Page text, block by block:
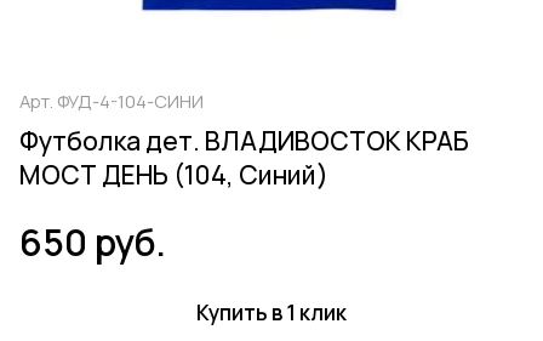
Арт. ФУД-4-104-СИНИ
Футболка дет. ВЛАДИВОСТОК КРАБ
МОСТ ДЕНЬ (104, Синий)
650 руб.
Купить в 1 клик